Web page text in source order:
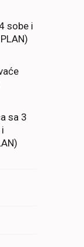
sobe i
sa 3